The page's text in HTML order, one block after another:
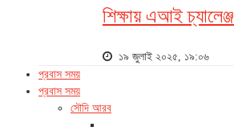
শিক্ষায় এআই চ্যালেঞ্জ
১৯ জুলাই ২০২৫, ১৯:০৬
প্রবাস সময়
প্রবাস সময়
সৌদি আরব